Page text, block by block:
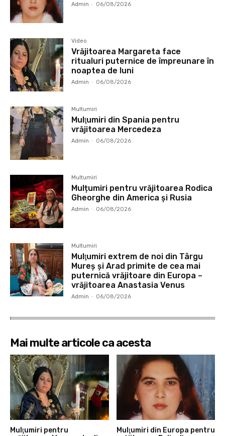
Admin - 06/08/2026
Video
Vrăjitoarea Margareta face
ritualuri puternice de împreunare în
noaptea de luni
Admin - 06/08/2026
Multumiri
Mulţumiri din Spania pentru
vrăjitoarea Mercedeza
Admin - 06/08/2026
Multumiri
Mulțumiri pentru vrăjitoarea Rodica
Gheorghe din America și Rusia
Admin - 06/08/2026
Multumiri
Mulţumiri extrem de noi din Târgu
Mureș și Arad primite de cea mai
puternică vrăjitoare din Europa –
vrăjitoarea Anastasia Venus
Admin - 06/08/2026
Mai multe articole ca acesta
Mulţumiri pentru
Mulţumiri din Europa pentru